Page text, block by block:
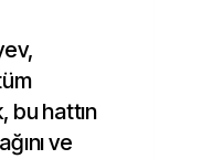
bu hattın
ve